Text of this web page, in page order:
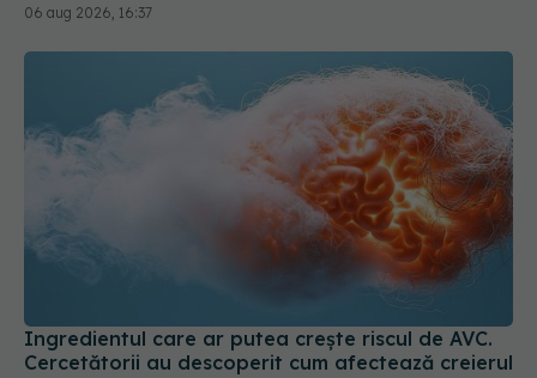
06 aug 2026, 16:37
Ingredientul care ar putea crește riscul de AVC.
Cercetătorii au descoperit cum afectează creierul